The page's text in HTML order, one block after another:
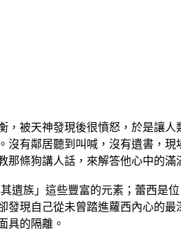
天神發現後很憤怒，於是讓人
有鄰居聽到叫喊，沒有遺書，
條狗講人話，來解答他心中的滿
族」這些豐富的元素；蕾西是
現自己從未曾踏進蘿西內心的
具的隔離。